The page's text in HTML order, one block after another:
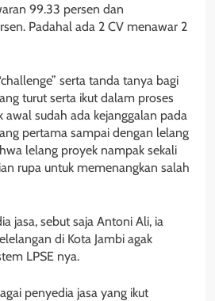
99.33 persen dan
Padahal ada 2 CV menawar 2
serta tanda tanya bagi
turut serta ikut dalam proses
awal sudah ada kejanggalan pada
pertama sampai dengan lelang
lelang proyek nampak sekali
rupa untuk memenangkan salah
jasa, sebut saja Antoni Ali, ia
di Kota Jambi agak
LPSE nya.
penyedia jasa yang ikut